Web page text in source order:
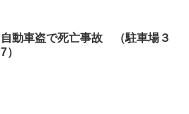
自動車盗で死亡事故 （駐車場３
7）